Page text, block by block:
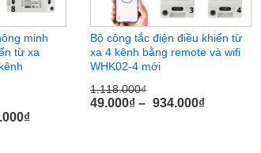
định là
hoặc
minh
từ xa
₫
Bộ công tắc điện điều khiển từ
xa 4 kênh bằng remote và wifi
WHK02-4 mới
1.118.000₫
49.000₫ – 934.000₫